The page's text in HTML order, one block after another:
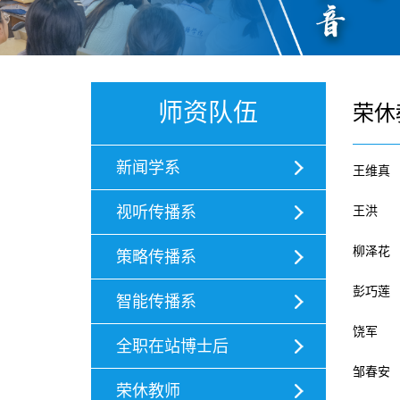
师资队伍
新闻学系
视听传播系
策略传播系
智能传播系
全职在站博士后
荣休教师
荣
王维真
王洪
柳泽花
彭巧莲
饶军
邹春安